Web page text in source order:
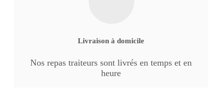
Livraison à domicile
Nos repas traiteurs sont livrés en temps et en
heure